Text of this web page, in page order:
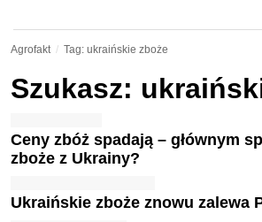
Agrofakt Tag: ukraińskie zboże
Szukasz:
Ceny zbóż spadają – głównym
zboże z Ukrainy?
Ukraińskie zboże znowu zalewa